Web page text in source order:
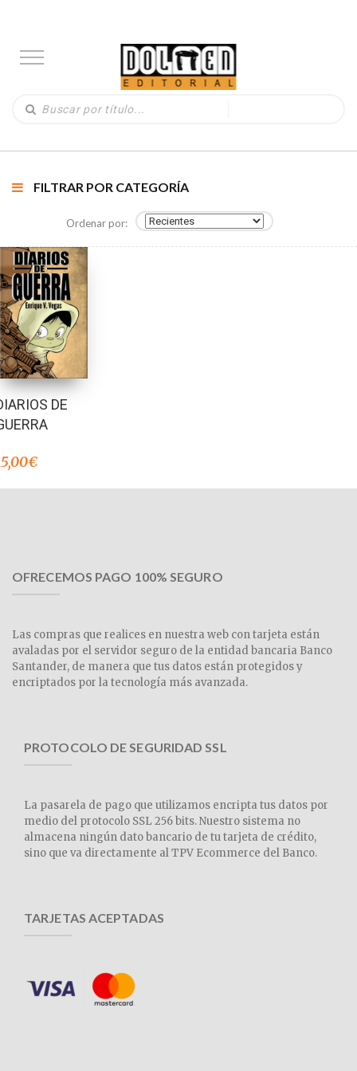
FILTRAR POR CATEGORÍA
Ordenar por:
DE
€
OFRECEMOS PAGO 100% SEGURO
Las compras que realices en nuestra web con tarjeta están
avaladas por el servidor seguro de la entidad bancaria Banco
Santander, de manera que tus datos están protegidos y
encriptados por la tecnología más avanzada.
PROTOCOLO DE SEGURIDAD SSL
La pasarela de pago que utilizamos encripta tus datos por
medio del protocolo SSL 256 bits. Nuestro sistema no
almacena ningún dato bancario de tu tarjeta de crédito,
sino que va directamente al TPV Ecommerce del Banco.
TARJETAS ACEPTADAS